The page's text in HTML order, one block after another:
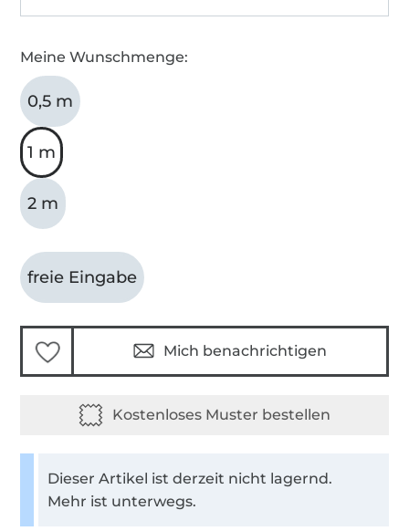
Meine Wunschmenge:
0,5 m
1 m
2 m
freie Eingabe
Mich benachrichtigen
Dieser Artikel ist derzeit nicht lagernd.
Mehr ist unterwegs.